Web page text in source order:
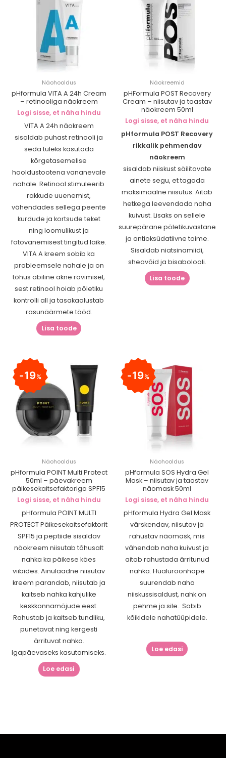
Näohooldus
pHformula VITA A 24h Cream
– retinooliga näokreem
Logi sisse, et näha hindu
VITA A 24h näokreem
sisaldab puhast retinooli ja
seda tuleks kasutada
kõrgetasemelise
hooldustootena vananevale
nahale. Retinool stimuleerib
rakkude uuenemist,
vähendades sellega peente
kurdude ja kortsude teket
ning loomulikust ja
fotovanemisest tingitud laike.
VITA A kreem sobib ka
probleemsele nahale ja on
tõhus abiline akne ravimisel,
sest retinool hoiab põletiku
kontrolli all ja tasakaalustab
rasunäärmete tööd.
Lisa toode
Näokreemid
pHFormula POST Recovery
Cream – niisutav ja taastav
näokreem 50ml
Logi sisse, et näha hindu
pHformula POST Recovery
rikkalik pehmendav
näokreem
sisaldab niiskust säilitavate
ainete segu, et tagada
maksimaalne niisutus. Aitab
hetkega leevendada naha
kuivust. Lisaks on sellele
suurepärane põletikuvastane
ja antioksüdatiivne toime.
Sisaldab niatsinamiidi,
sheavõid ja bisabolooli.
Lisa toode
19%
Näohooldus
pHformula POINT Multi Protect
50ml – päevakreem
päikesekaitsefaktoriga SPF15
Logi sisse, et näha hindu
pHformula POINT MULTI
PROTECT Päikesekaitsefaktorit
SPF15 ja peptiide sisaldav
näokreem niisutab tõhusalt
nahka ka päikese käes
viibides. Ainulaadne niisutav
kreem parandab, niisutab ja
kaitseb nahka kahjulike
keskkonnamõjude eest.
Rahustab ja kaitseb tundliku,
punetavat ning kergesti
ärrituvat nahka.
Igapäevaseks kasutamiseks.
Loe edasi
19%
Näohooldus
pHformula SOS Hydra Gel
Mask – niisutav ja taastav
näomask 50ml
Logi sisse, et näha hindu
pHformula Hydra Gel Mask
värskendav, niisutav ja
rahustav näomask, mis
vähendab naha kuivust ja
aitab rahustada ärritunud
nahka. Hüaluroonhape
suurendab naha
niiskussisaldust, nahk on
pehme ja sile. Sobib
kõikidele nahatüüpidele.
Loe edasi